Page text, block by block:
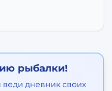
рыбалки!
веди дневник своих